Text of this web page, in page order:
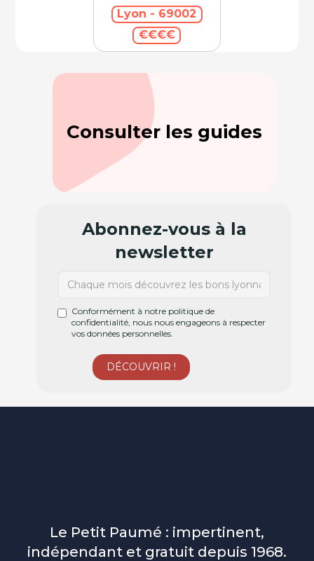
Lyon - 69002
€€€€
Consulter les guides
Abonnez-vous à la
newsletter
Conformément à notre politique de
confidentialité, nous nous engageons à respecter
vos données personnelles.
Le Petit Paumé : impertinent,
indépendant et gratuit depuis 1968.